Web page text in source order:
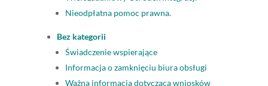
Nieodpłatna pomoc prawna.
Bez kategorii
Świadczenie wspierające
Informacja o zamknięciu biura obsługi
Ważna informacja dotycząca wniosków